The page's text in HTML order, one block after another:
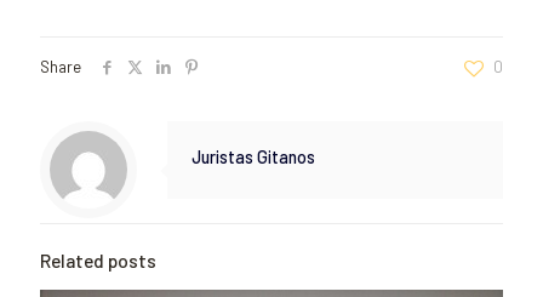
Share 0
Juristas Gitanos
Related posts